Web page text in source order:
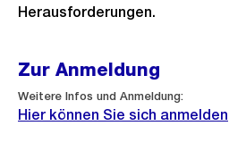
Herausforderungen.
Zur Anmeldung
Weitere Infos und Anmeldung:
Hier können Sie sich anmelden